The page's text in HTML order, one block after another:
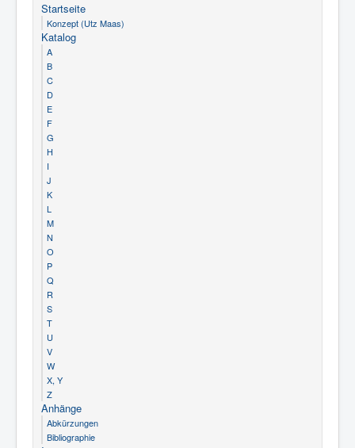
Startseite
Konzept (Utz Maas)
Katalog
A
B
C
D
E
F
G
H
I
J
K
L
M
N
O
P
Q
R
S
T
U
V
W
X, Y
Z
Anhänge
Abkürzungen
Bibliographie